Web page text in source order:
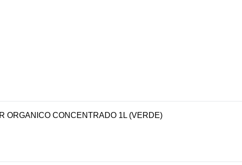
ORGANICO CONCENTRADO 1L (VERDE)